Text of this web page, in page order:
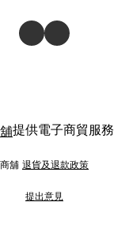
提供電子商貿服務
商舖 退貨及退款政策
提出意見